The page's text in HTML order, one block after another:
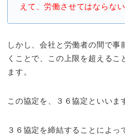
えて、労働させてはならない
しかし、会社と労働者の間で事
くことで、この上限を超えるこ
ます。
この協定を、３６協定といいま
３６協定を締結することによっ